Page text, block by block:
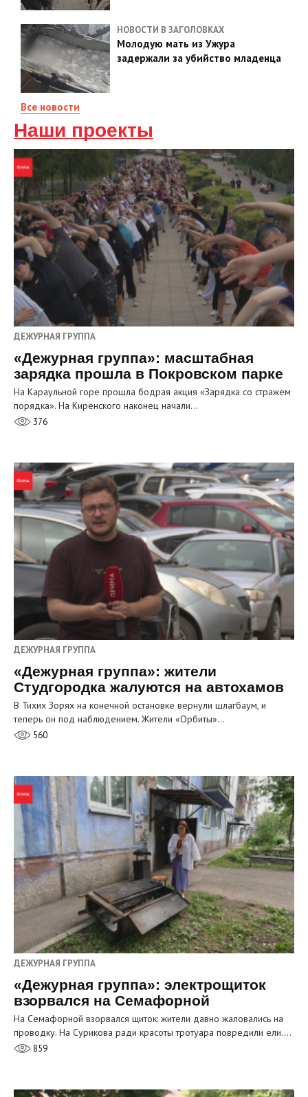
НОВОСТИ В ЗАГОЛОВКАХ
Молодую мать из Ужура
задержали за убийство младенца
Все новости
Наши проекты
ДЕЖУРНАЯ ГРУППА
«Дежурная группа»: масштабная
зарядка прошла в Покровском парке
На Караульной горе прошла бодрая акция «Зарядка со стражем
порядка». На Киренского наконец начали…
376
ДЕЖУРНАЯ ГРУППА
«Дежурная группа»: жители
Студгородка жалуются на автохамов
В Тихих Зорях на конечной остановке вернули шлагбаум, и
теперь он под наблюдением. Жители «Орбиты»…
560
ДЕЖУРНАЯ ГРУППА
«Дежурная группа»: электрощиток
взорвался на Семафорной
На Семафорной взорвался щиток: жители давно жаловались на
проводку. На Сурикова ради красоты тротуара повредили ели.…
859